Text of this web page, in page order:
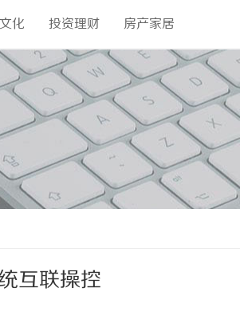
化 投资理财 房产家居
互联操控